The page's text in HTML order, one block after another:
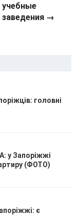
учебные
заведения →
головні
у Запоріжжі
(ФОТО)
є